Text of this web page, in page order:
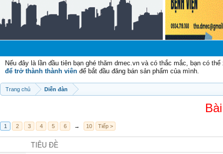
Nếu đây là lần đầu tiên bạn ghé thăm dmec.vn và có thắc mắc, bạn có
để trở thành thành viên để bắt đầu đăng bán sản phẩm của mình.
Trang chủ Diễn đàn
1 2 3 4 5 6 → 10 Tiếp >
TIÊU ĐỀ